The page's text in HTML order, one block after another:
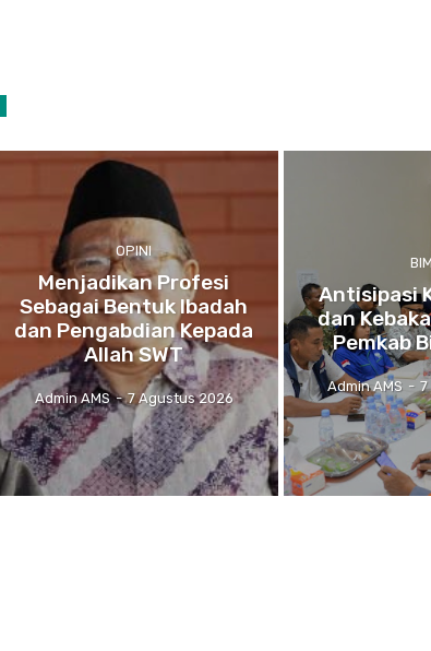
OPINI
Menjadikan Profesi
Sebagai Bentuk Ibadah
dan Pengabdian Kepada
Allah SWT
Admin AMS - 7 Agustus 2026
Antisipasi
dan
Pemkab
Admin AMS -